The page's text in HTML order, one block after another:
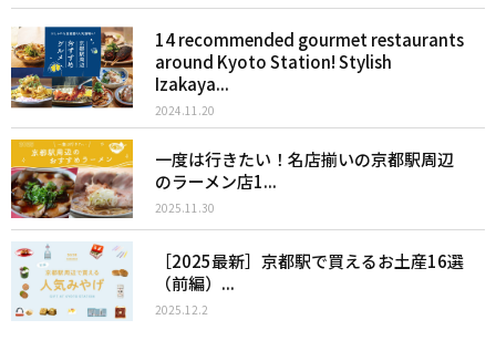
14 recommended gourmet restaurants
around Kyoto Station! Stylish
Izakaya...
2024.11.20
一度は行きたい！名店揃いの京都駅周辺
のラーメン店1...
2025.11.30
［2025最新］京都駅で買えるお土産16選
（前編）...
2025.12.2